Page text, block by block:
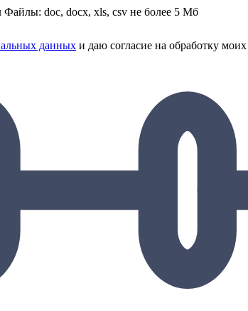
Файлы: doc, docx, xls, csv не более 5 Мб
данных и даю согласие на обработку